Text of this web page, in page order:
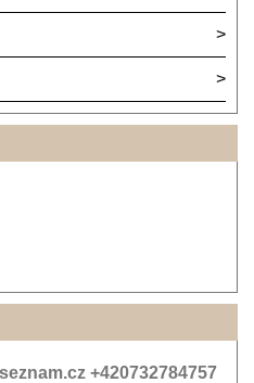
+420732784757